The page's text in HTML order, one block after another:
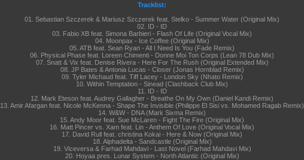
Tracklist:
01. Sebastian Szczerek & Mariusz Szczerek feat. Stelko - Summer Water (Original Mix)
02. ID - ID
03. Fabio XB feat. Simona Barbieri - Flash Of Life (Original Vocal Mix)
04. Moonpax - Ice Coffee (Original Mix)
05. ATB feat. Sean Ryan - All I Need Is You (Fade Remix)
06. Physical Phase feat. Loreen Chimenti - Donne Moi Ton Corps (Lean 78 Dub Mix)
07. Snatt & Vix feat. Denise Rivera - Here For The Rush (Original Extended Mix)
08. JP Bates & Antonia Lucas - Closer (Jonas Hornblad Remix)
09. Tyler Michaud feat. Tiff Lacey - London Sky (Nhato Remix)
10. Within Temptation - Sinead (Clashback Club Mix)
11. ID - ID
12. Mark Eteson feat. Audrey Gallagher - Breathe On My Own (Daniel Kandi Remix)
13. Amir Afargan feat. Nicole McKenna - Shape The Invisible (Philippe El Sisi vs. Mohamed Ragab Remix)
14. W&W - DNA (Mark Sixma Remix)
15. Andy Moor feat. Sue McLaren - Fight The Fire (Original Mix)
16. Matt Pincer vs. Xam feat. Lin - Anthem Of Love (Original Vocal Mix)
17. David Rull feat. christina Kokai - Here & Now (Original Mix)
18. Alphadelta - Sandcastle (Original Mix)
19. Viceversa & Farhad Mahdavi - Last Novel (Farhad Mahdavi Mix)
20. Hoyaa pres. Lunar System - North Atlantic (Original Mix)